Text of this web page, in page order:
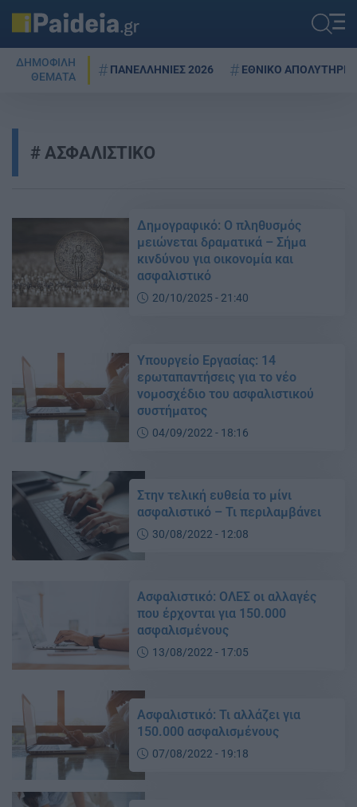
ΔΗΜΟΦΙΛΗ
ΘΕΜΑΤΑ
ΠΑΝΕΛΛΗΝΙΕΣ 2026 ΕΘΝΙΚΟ ΑΠΟΛΥΤΗΡΙΟ
ΑΣΦΑΛΙΣΤΙΚΟ
Δημογραφικό: Ο πληθυσμός
μειώνεται δραματικά – Σήμα
κινδύνου για οικονομία και
ασφαλιστικό
20/10/2025 - 21:40
Υπουργείο Εργασίας: 14
ερωταπαντήσεις για το νέο
νομοσχέδιο του ασφαλιστικού
συστήματος
04/09/2022 - 18:16
Στην τελική ευθεία το μίνι
ασφαλιστικό – Τι περιλαμβάνει
30/08/2022 - 12:08
Ασφαλιστικό: ΟΛΕΣ οι αλλαγές
που έρχονται για 150.000
ασφαλισμένους
13/08/2022 - 17:05
Ασφαλιστικό: Τι αλλάζει για
150.000 ασφαλισμένους
07/08/2022 - 19:18